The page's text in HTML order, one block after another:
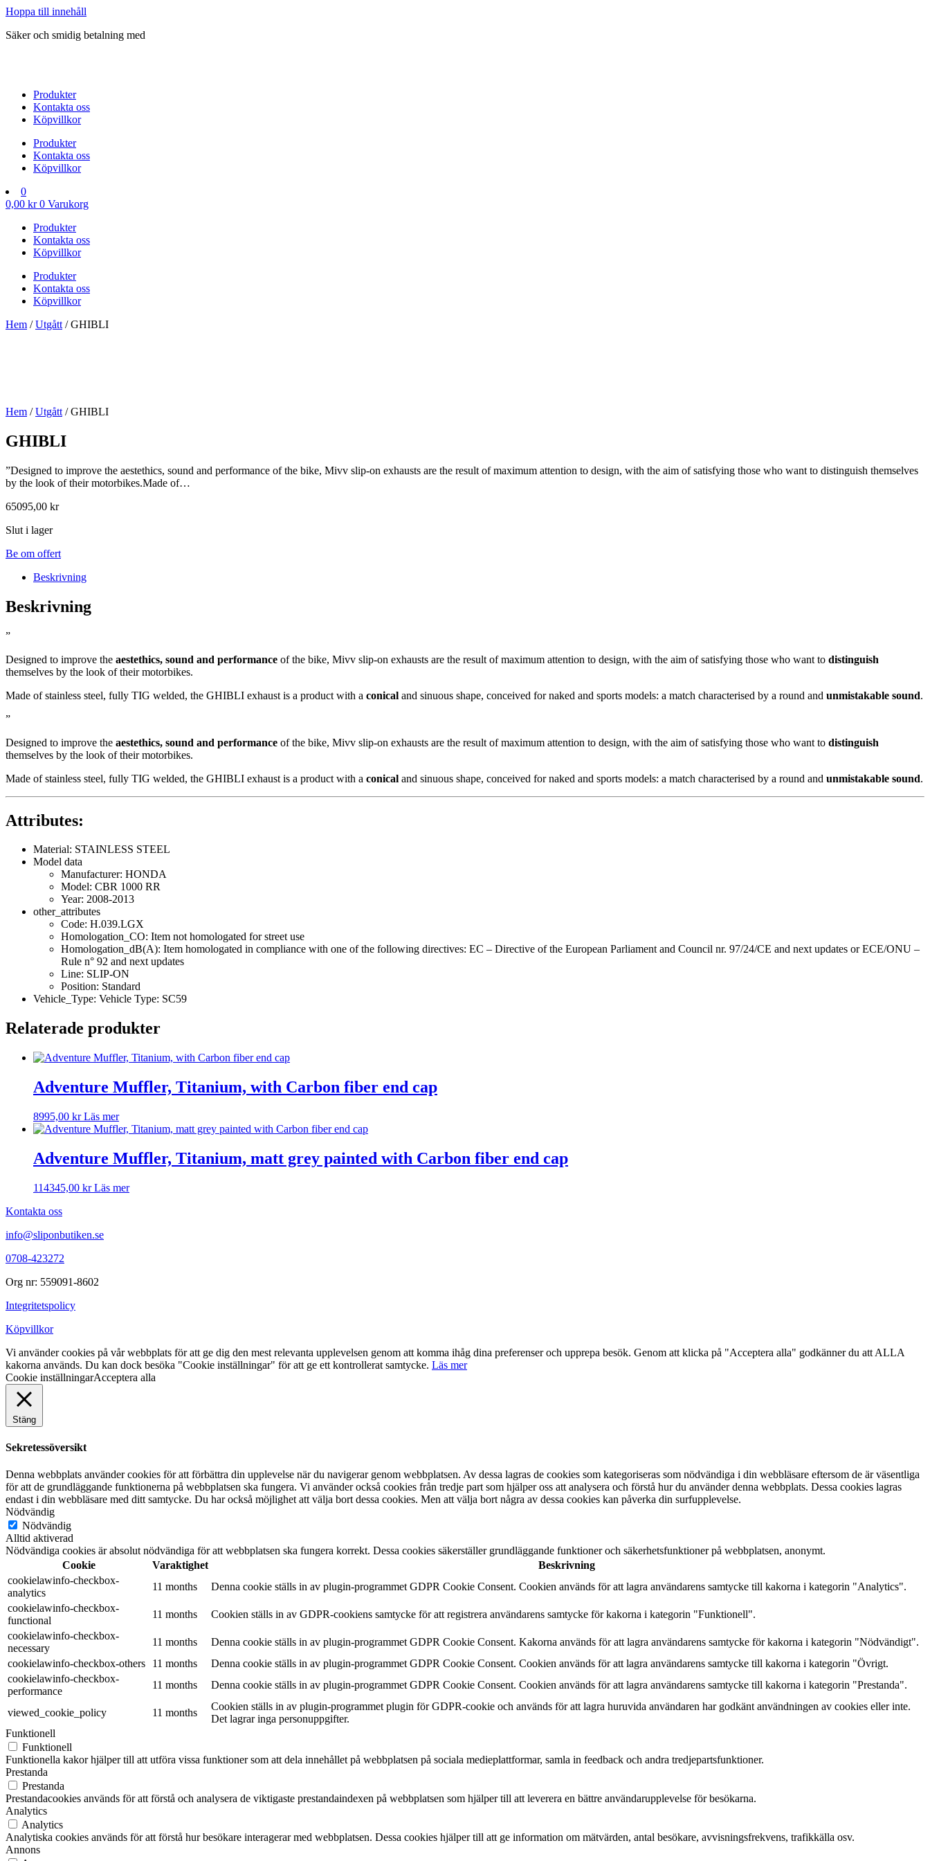
Hoppa till innehåll
Säker och smidig betalning med
Produkter
Kontakta oss
Köpvillkor
Produkter
Kontakta oss
Köpvillkor
0
0,00 kr 0 Varukorg
Produkter
Kontakta oss
Köpvillkor
Produkter
Kontakta oss
Köpvillkor
Hem /Utgått / GHIBLI
Hem /Utgått / GHIBLI
GHIBLI
”Designed to improve the aestethics, sound and performance of the bike, Mivv slip-on exhausts are the result of maximum attention to design, with the aim of satisfying those who want to distinguish themselves
by the look of their motorbikes.Made of…
65095,00 kr
Slut i lager
Be om offert
Beskrivning
Beskrivning
”
Designed to improve the aestethics, sound and performance of the bike, Mivv slip-on exhausts are the result of maximum attention to design, with the aim of satisfying those who want to distinguish
themselves by the look of their motorbikes.
Made of stainless steel, fully TIG welded, the GHIBLI exhaust is a product with a conical and sinuous shape, conceived for naked and sports models: a match characterised by a round and unmistakable sound.
”
Designed to improve the aestethics, sound and performance of the bike, Mivv slip-on exhausts are the result of maximum attention to design, with the aim of satisfying those who want to distinguish
themselves by the look of their motorbikes.
Made of stainless steel, fully TIG welded, the GHIBLI exhaust is a product with a conical and sinuous shape, conceived for naked and sports models: a match characterised by a round and unmistakable sound.
Attributes:
Material: STAINLESS STEEL
Model data
Manufacturer: HONDA
Model: CBR 1000 RR
Year: 2008-2013
other_attributes
Code: H.039.LGX
Homologation_CO: Item not homologated for street use
Homologation_dB(A): Item homologated in compliance with one of the following directives: EC – Directive of the European Parliament and Council nr. 97/24/CE and next updates or ECE/ONU –
Rule n° 92 and next updates
Line: SLIP-ON
Position: Standard
Vehicle_Type: Vehicle Type: SC59
Relaterade produkter
Adventure Muffler, Titanium, with Carbon fiber end cap
8995,00 kr Läs mer
Adventure Muffler, Titanium, matt grey painted with Carbon fiber end cap
114345,00 kr Läs mer
Kontakta oss
info@sliponbutiken.se
0708-423272
Org nr: 559091-8602
Integritetspolicy
Köpvillkor
Vi använder cookies på vår webbplats för att ge dig den mest relevanta upplevelsen genom att komma ihåg dina preferenser och upprepa besök. Genom att klicka på "Acceptera alla" godkänner du att ALLA
kakorna används. Du kan dock besöka "Cookie inställningar" för att ge ett kontrollerat samtycke. Läs mer
Cookie inställningarAcceptera alla
Stäng
Sekretessöversikt
Denna webbplats använder cookies för att förbättra din upplevelse när du navigerar genom webbplatsen. Av dessa lagras de cookies som kategoriseras som nödvändiga i din webbläsare eftersom de är väsentliga
för att de grundläggande funktionerna på webbplatsen ska fungera. Vi använder också cookies från tredje part som hjälper oss att analysera och förstå hur du använder denna webbplats. Dessa cookies lagras
endast i din webbläsare med ditt samtycke. Du har också möjlighet att välja bort dessa cookies. Men att välja bort några av dessa cookies kan påverka din surfupplevelse.
Nödvändig
Nödvändig
Alltid aktiverad
Nödvändiga cookies är absolut nödvändiga för att webbplatsen ska fungera korrekt. Dessa cookies säkerställer grundläggande funktioner och säkerhetsfunktioner på webbplatsen, anonymt.
Cookie
Varaktighet
Beskrivning
cookielawinfo-checkbox-
analytics
11 months
Denna cookie ställs in av plugin-programmet GDPR Cookie Consent. Cookien används för att lagra användarens samtycke till kakorna i kategorin "Analytics".
cookielawinfo-checkbox-
functional
11 months
Cookien ställs in av GDPR-cookiens samtycke för att registrera användarens samtycke för kakorna i kategorin "Funktionell".
cookielawinfo-checkbox-
necessary
11 months
Denna cookie ställs in av plugin-programmet GDPR Cookie Consent. Kakorna används för att lagra användarens samtycke för kakorna i kategorin "Nödvändigt".
cookielawinfo-checkbox-others
11 months
Denna cookie ställs in av plugin-programmet GDPR Cookie Consent. Cookien används för att lagra användarens samtycke till kakorna i kategorin "Övrigt.
cookielawinfo-checkbox-
performance
11 months Denna cookie ställs in av plugin-programmet GDPR Cookie Consent. Cookien används för att lagra användarens samtycke till kakorna i kategorin "Prestanda".
viewed_cookie_policy 11 months
Cookien ställs in av plugin-programmet plugin för GDPR-cookie och används för att lagra huruvida användaren har godkänt användningen av cookies eller inte.
Det lagrar inga personuppgifter.
Funktionell
Funktionell
Funktionella kakor hjälper till att utföra vissa funktioner som att dela innehållet på webbplatsen på sociala medieplattformar, samla in feedback och andra tredjepartsfunktioner.
Prestanda
Prestanda
Prestandacookies används för att förstå och analysera de viktigaste prestandaindexen på webbplatsen som hjälper till att leverera en bättre användarupplevelse för besökarna.
Analytics
Analytics
Analytiska cookies används för att förstå hur besökare interagerar med webbplatsen. Dessa cookies hjälper till att ge information om mätvärden, antal besökare, avvisningsfrekvens, trafikkälla osv.
Annons